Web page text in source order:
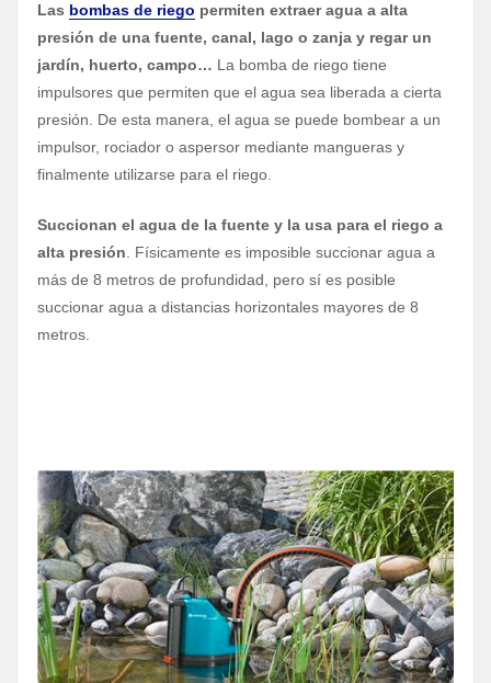
Las bombas de riego permiten extraer agua a alta
presión de una fuente, canal, lago o zanja y regar un
jardín, huerto, campo… La bomba de riego tiene
impulsores que permiten que el agua sea liberada a cierta
presión. De esta manera, el agua se puede bombear a un
impulsor, rociador o aspersor mediante mangueras y
finalmente utilizarse para el riego.
Succionan el agua de la fuente y la usa para el riego a
alta presión . Físicamente es imposible succionar agua a
más de 8 metros de profundidad, pero sí es posible
succionar agua a distancias horizontales mayores de 8
metros.